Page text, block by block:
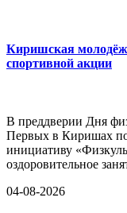
Киришская
спортивной акции
В преддверии Дня
Первых в Киришах
инициативу
оздоровительное
04-08-2026